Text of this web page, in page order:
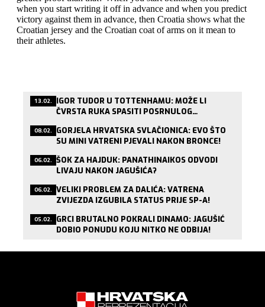
13.02. IGOR TUDOR U TOTTENHAMU: MOŽE LI
ČVRSTA RUKA SPASITI POSRNULOG
08.02. GORJELA HRVATSKA SVLAČIONICA: EVO ŠTO
SU MINI VATRENI PJEVALI NAKON BRONCE!
06.02. ŠOK ZA HAJDUK: PANATHINAIKOS ODVODI
LIVAJU NAKON JAGUŠIĆA?
06.02. VELIKI PROBLEM ZA DALIĆA: VATRENA
ZVIJEZDA IZGUBILA STATUS PRIJE SP-A!
05.02. GRCI BRUTALNO POKRALI DINAMO: JAGUŠIĆ
DOBIO PONUDU KOJU NITKO NE ODBIJA!